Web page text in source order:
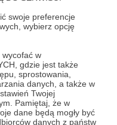
swoje preferencje
wybierz opcję
w
gdzie jest także
sprostowania,
danych, a także w
Twojej
Pamiętaj, że w
dane będą mogły być
danych z państw
na
a nie „wolnej
Jeśli
sięgania po
i czuć nadal
czytania swojej
Patronem.
technologii
w wersji